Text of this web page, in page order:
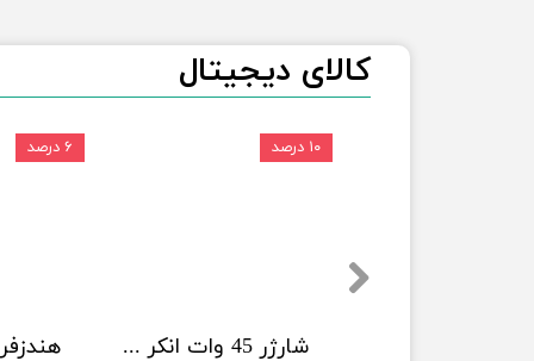
۶ درصد
شارژر 45 وات انکر Anker Nano Charger 45W Foldable 180° مدل A121D
۱۰ درصد
کالای دیجیتال